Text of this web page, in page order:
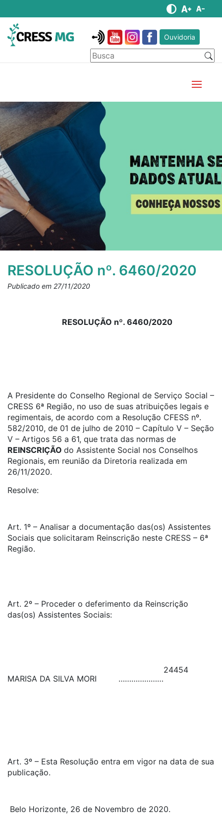
Ouvidoria
RESOLUÇÃO nº. 6460/2020
Publicado em 27/11/2020
RESOLUÇÃO nº. 6460/2020
A Presidente do Conselho Regional de Serviço Social –
CRESS 6ª Região, no uso de suas atribuições legais e
regimentais, de acordo com a Resolução CFESS nº.
582/2010, de 01 de julho de 2010 – Capítulo V – Seção
V – Artigos 56 a 61, que trata das normas de
REINSCRIÇÃO do Assistente Social nos Conselhos
Regionais, em reunião da Diretoria realizada em
26/11/2020.
Resolve:
Art. 1º – Analisar a documentação das(os) Assistentes
Sociais que solicitaram Reinscrição neste CRESS – 6ª
Região.
Art. 2º – Proceder o deferimento da Reinscrição
das(os) Assistentes Sociais:
MARISA DA SILVA MORI …………………
24454
Art. 3º – Esta Resolução entra em vigor na data de sua
publicação.
Belo Horizonte, 26 de Novembro de 2020.